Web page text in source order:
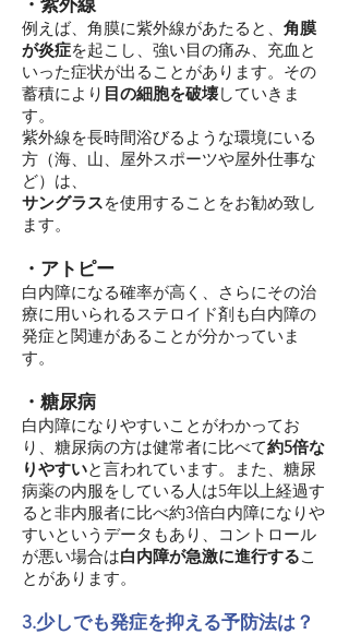
・紫外線
例えば、角膜に紫外線があたると、 角膜
が炎症を起こし、強い目の痛み、充血と
いった症状が出ることがあります。その
蓄積により 目の細胞を破壊していきま
す。
紫外線を長時間浴びるような環境にいる
方（海、山、屋外スポーツや屋外仕事な
ど）は、
サングラスを使用することをお勧め致し
ます。
・アトピー
白内障になる確率が高く、さらにその治
療に用いられるステロイド剤も白内障の
発症と関連があることが分かっていま
す。
・糖尿病
白内障になりやすいことがわかってお
り、糖尿病の方は健常者に比べて約5倍な
りやすいと言われています。また、糖尿
病薬の内服をしている人は5年以上経過す
ると非内服者に比べ約3倍白内障になりや
すいというデータもあり、コントロール
が悪い場合は白内障が急激に進行するこ
とがあります。
3.少しでも発症を抑える予防法は？